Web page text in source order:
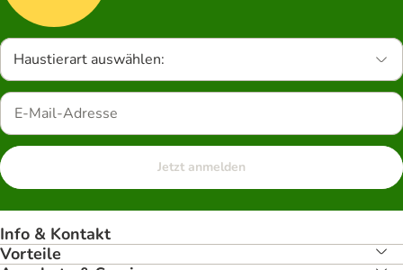
Haustierart auswählen:
Jetzt anmelden
Info & Kontakt
Vorteile